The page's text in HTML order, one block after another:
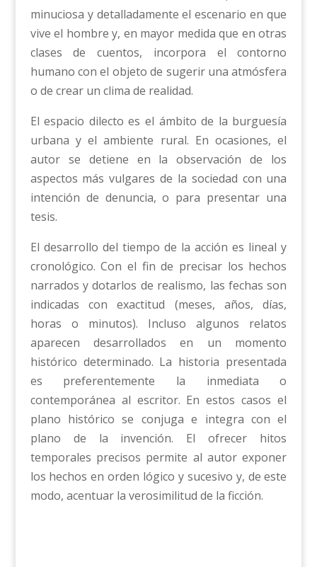
minuciosa y detalladamente el escenario en que
vive el hombre y, en mayor medida que en otras
clases de cuentos, incorpora el contorno
humano con el objeto de sugerir una atmósfera
o de crear un clima de realidad.
El espacio dilecto es el ámbito de la burguesía
urbana y el ambiente rural. En ocasiones, el
autor se detiene en la observación de los
aspectos más vulgares de la sociedad con una
intención de denuncia, o para presentar una
tesis.
El desarrollo del tiempo de la acción es lineal y
cronológico. Con el fin de precisar los hechos
narrados y dotarlos de realismo, las fechas son
indicadas con exactitud (meses, años, días,
horas o minutos). Incluso algunos relatos
aparecen desarrollados en un momento
histórico determinado. La historia presentada
es preferentemente la inmediata o
contemporánea al escritor. En estos casos el
plano histórico se conjuga e integra con el
plano de la invención. El ofrecer hitos
temporales precisos permite al autor exponer
los hechos en orden lógico y sucesivo y, de este
modo, acentuar la verosimilitud de la ficción.